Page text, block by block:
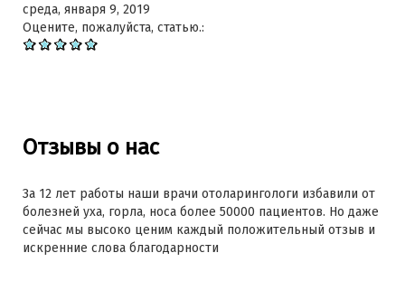
среда, января 9, 2019
Оцените, пожалуйста, статью.:
Отзывы о нас
За 12 лет работы наши врачи отоларингологи избавили от
болезней уха, горла, носа более 50000 пациентов. Но даже
сейчас мы высоко ценим каждый положительный отзыв и
искренние слова благодарности